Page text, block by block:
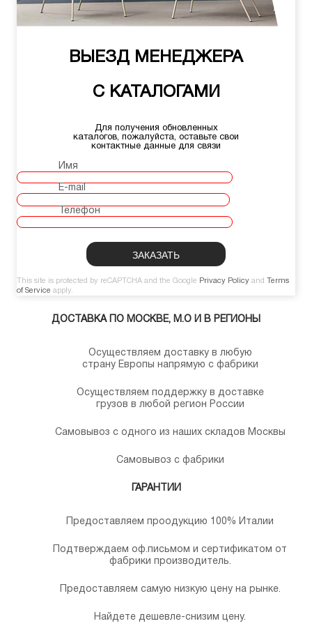
ВЫЕЗД МЕНЕДЖЕРА
С КАТАЛОГАМИ
Для получения обновленных
каталогов, пожалуйста, оставьте свои
контактные данные для связи
Имя
E-mail
Телефон
This site is protected by reCAPTCHA and the Google Privacy Policy and
Terms
of Service apply.
ДОСТАВКА ПО МОСКВЕ, М.О И В РЕГИОНЫ
Осуществляем доставку в любую
страну Европы напрямую с фабрики
Осуществляем поддержку в доставке
грузов в любой регион России
Самовывоз с одного из наших складов Москвы
Самовывоз с фабрики
ГАРАНТИИ
Предоставляем проодукцию 100% Италии
Подтверждаем оф.письмом и сертификатом от
фабрики производитель.
Предоставляем самую низкую цену на рынке.
Найдете дешевле-снизим цену.